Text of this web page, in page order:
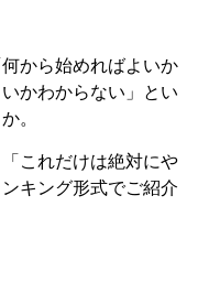
から始めればよいか
かわからない」とい
。
これだけは絶対にや
キング形式でご紹介